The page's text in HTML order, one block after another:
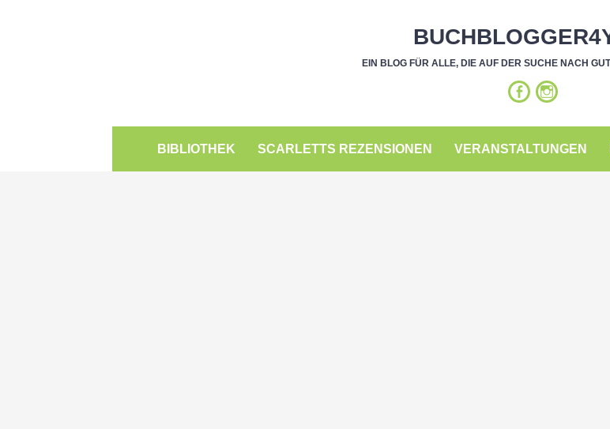
EIN BLOG FÜR ALLE, DIE AUF DER SUCHE NACH
BIBLIOTHEK SCARLETTS REZENSIONEN VERANSTALTUNGEN